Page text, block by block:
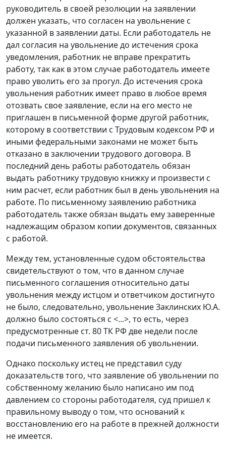
руководитель в своей резолюции на заявлении
должен указать, что согласен на увольнение с
указанной в заявлении даты. Если работодатель не
дал согласия на увольнение до истечения срока
уведомления, работник не вправе прекратить
работу, так как в этом случае работодатель имеете
право уволить его за прогул. До истечения срока
увольнения работник имеет право в любое время
отозвать свое заявление, если на его место не
приглашен в письменной форме другой работник,
которому в соответствии с Трудовым кодексом РФ и
иными федеральными законами не может быть
отказано в заключении трудового договора. В
последний день работы работодатель обязан
выдать работнику трудовую книжку и произвести с
ним расчет, если работник был в день увольнения на
работе. По письменному заявлению работника
работодатель также обязан выдать ему заверенные
надлежащим образом копии документов, связанных
с работой.
Между тем, установленные судом обстоятельства
свидетельствуют о том, что в данном случае
письменного соглашения относительно даты
увольнения между истцом и ответчиком достигнуто
не было, следовательно, увольнение Заклинских Ю.А.
должно было состояться с <...>, то есть, через
предусмотренные ст. 80ТК РФ две недели после
подачи письменного заявления об увольнении.
Однако поскольку истец не представил суду
доказательств того, что заявление об увольнении по
собственному желанию было написано им под
давлением со стороны работодателя, суд пришел к
правильному выводу о том, что оснований к
восстановлению его на работе в прежней должности
не имеется.